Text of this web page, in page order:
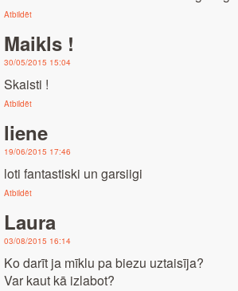
Atbildēt
Maikls !
30/05/2015 15:04
Skaisti !
Atbildēt
liene
19/06/2015 17:46
loti fantastiski un garsiigi
Atbildēt
Laura
03/08/2015 16:14
Ko darīt ja mīklu pa biezu uztaisīja?
Var kaut kā izlabot?